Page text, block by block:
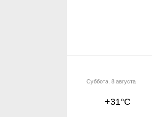
+31°C
Суббота, 8 августа